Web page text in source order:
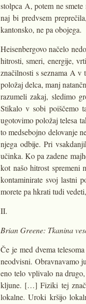
stolpca A, potem ne
naj bi predvsem
kantonsko, ne pa obojega.
Heisenbergovo načelo
hitrosti, smeri, energije,
značilnosti s seznama A
položaj delca, manj
razumeli zakaj, sledimo
Stikalo v sobi poiščemo
ugotovimo položaj telesa
to medsebojno delovanje
njega odbije. Pri
učinka. Ko pa zadene
kot našo hitrost spremeni
kontaminirate svoj lastni
morete pa hkrati tudi
II.
Brian Greene: Tkanina
Če je med dvema
neodvisni. Obravnavamo
eno telo vplivalo na
kljune. […] Fiziki tej
lokalne. Uroki kršijo